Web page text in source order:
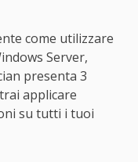
come utilizzare
Server,
presenta 3
applicare
su tutti i tuoi